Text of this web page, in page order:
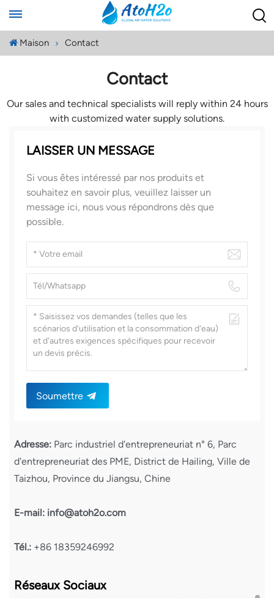
Maison Contact
Contact
Our sales and technical specialists will reply within 24 hours
with customized water supply solutions.
LAISSER UN MESSAGE
Si vous êtes intéressé par nos produits et
souhaitez en savoir plus, veuillez laisser un
message ici, nous vous répondrons dès que
possible.
Soumettre
Adresse: Parc industriel d'entrepreneuriat n° 6, Parc
d'entrepreneuriat des PME, District de Hailing, Ville de
Taizhou, Province du Jiangsu, Chine
E-mail: info@atoh2o.com
Tél.: +86 18359246992
Réseaux Sociaux